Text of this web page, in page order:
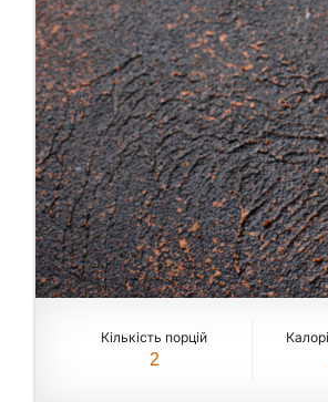
Кількість порцій
2